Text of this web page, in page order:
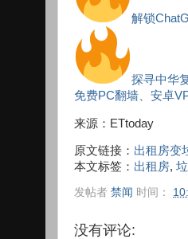
解锁
探寻中华
免费PC翻墙、安卓
来源：ETtoday
原文链接： 出租房变
本文标签： 出租房,
发帖者 禁闻 时间：
没有评论: